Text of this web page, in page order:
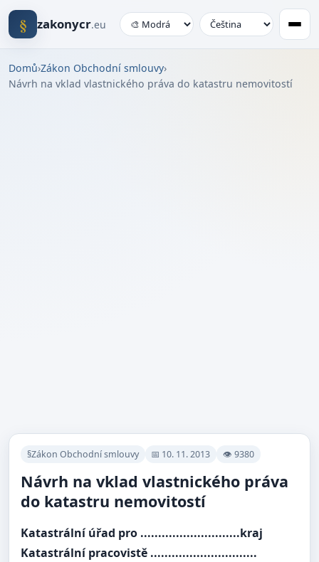
§ zakonycr.eu
Domů›Zákon Obchodní smlouvy›
Návrh na vklad vlastnického práva do katastru nemovitostí
§Zákon Obchodní smlouvy 📅 10. 11. 2013 👁 9380
Návrh na vklad vlastnického práva
do katastru nemovitostí
Katastrální úřad pro ............................kraj
Katastrální pracovistě ..............................